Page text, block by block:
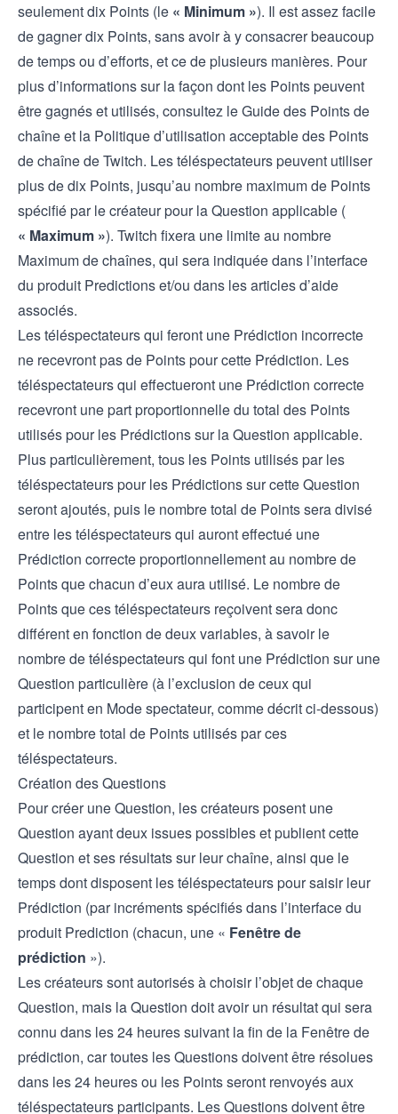
seulement dix Points (le « Minimum »). Il est assez facile
de gagner dix Points, sans avoir à y consacrer beaucoup
de temps ou d’efforts, et ce de plusieurs manières. Pour
plus d’informations sur la façon dont les Points peuvent
être gagnés et utilisés, consultez leGuide des Points de
chaîneet la Politique d’utilisation acceptable des Points
de chaînede Twitch. Les téléspectateurs peuvent utiliser
plus de dix Points, jusqu’au nombre maximum de Points
spécifié par le créateur pour la Question applicable (
« Maximum »). Twitch fixera une limite au nombre
Maximum de chaînes, qui sera indiquée dans l’interface
du produit Predictions et/ou dans les articles d’aide
associés.
Les téléspectateurs qui feront une Prédiction incorrecte
ne recevront pas de Points pour cette Prédiction. Les
téléspectateurs qui effectueront une Prédiction correcte
recevront une part proportionnelle du total des Points
utilisés pour les Prédictions sur la Question applicable.
Plus particulièrement, tous les Points utilisés par les
téléspectateurs pour les Prédictions sur cette Question
seront ajoutés, puis le nombre total de Points sera divisé
entre les téléspectateurs qui auront effectué une
Prédiction correcte proportionnellement au nombre de
Points que chacun d’eux aura utilisé. Le nombre de
Points que ces téléspectateurs reçoivent sera donc
différent en fonction de deux variables, à savoir le
nombre de téléspectateurs qui font une Prédiction sur une
Question particulière (à l’exclusion de ceux qui
participent en Mode spectateur, comme décrit ci-dessous)
et le nombre total de Points utilisés par ces
téléspectateurs.
Création des Questions
Pour créer une Question, les créateurs posent une
Question ayant deux issues possibles et publient cette
Question et ses résultats sur leur chaîne, ainsi que le
temps dont disposent les téléspectateurs pour saisir leur
Prédiction (par incréments spécifiés dans l’interface du
produit Prediction (chacun, une « Fenêtre de
prédiction »).
Les créateurs sont autorisés à choisir l’objet de chaque
Question, mais la Question doit avoir un résultat qui sera
connu dans les 24 heures suivant la fin de la Fenêtre de
prédiction, car toutes les Questions doivent être résolues
dans les 24 heures ou les Points seront renvoyés aux
téléspectateurs participants. Les Questions doivent être